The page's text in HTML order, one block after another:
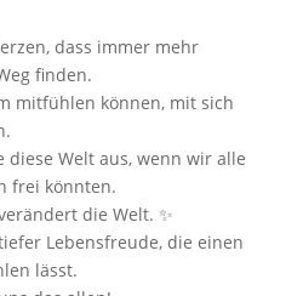
dass immer mehr
finden.
mitfühlen können, mit sich
diese Welt aus, wenn wir alle
frei könnten.
die Welt. ✨
Lebensfreude, die einen
lässt.